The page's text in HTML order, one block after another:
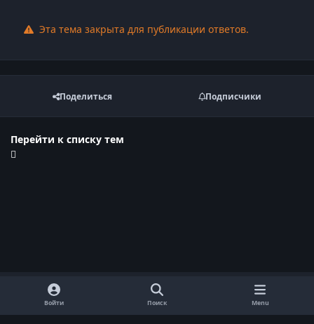
Эта тема закрыта для публикации ответов.
Поделиться Подписчики
Перейти к списку тем
Обратная связь Cookie-файлы Договор оферты
Войти Поиск Menu